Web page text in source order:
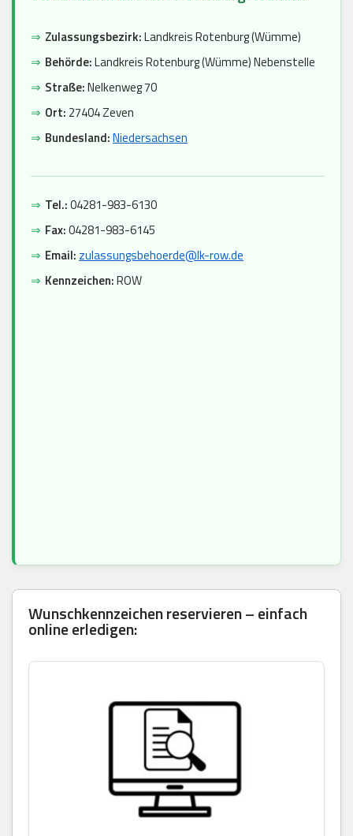
⇒ Zulassungsbezirk:Landkreis Rotenburg (Wümme)
⇒ Behörde:Landkreis Rotenburg (Wümme) Nebenstelle
⇒ Straße:Nelkenweg 70
⇒ Ort: 27404 Zeven
⇒ Bundesland:Niedersachsen
⇒ Tel.:04281-983-6130
⇒ Fax:04281-983-6145
⇒ Email: zulassungsbehoerde@lk-row.de
⇒ Kennzeichen:ROW
Wunschkennzeichen reservieren – einfach
online erledigen: